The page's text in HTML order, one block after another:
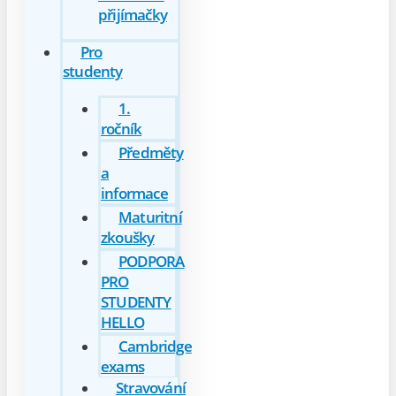
přijímačky
Pro
studenty
1.
ročník
Předměty
a
informace
Maturitní
zkoušky
PODPORA
PRO
STUDENTY
HELLO
Cambridge
exams
Stravování